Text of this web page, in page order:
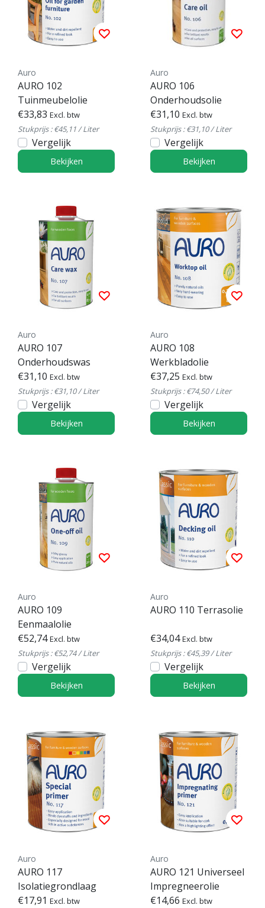
Auro
AURO 102
Tuinmeubelolie
€33,83 Excl. btw
Stukprijs : €45,11 / Liter
Vergelijk
Bekijken
Auro
AURO 106
Onderhoudsolie
€31,10 Excl. btw
Stukprijs : €31,10 / Liter
Vergelijk
Bekijken
Auro
AURO 107
Onderhoudswas
€31,10 Excl. btw
Stukprijs : €31,10 / Liter
Vergelijk
Bekijken
Auro
AURO 108
Werkbladolie
€37,25 Excl. btw
Stukprijs : €74,50 / Liter
Vergelijk
Bekijken
Auro
AURO 109
Eenmaalolie
€52,74 Excl. btw
Stukprijs : €52,74 / Liter
Vergelijk
Bekijken
Auro
AURO 110 Terrasolie
€34,04 Excl. btw
Stukprijs : €45,39 / Liter
Vergelijk
Bekijken
Auro
AURO 117
Isolatiegrondlaag
€17,91 Excl. btw
Auro
AURO 121 Universeel
Impregneerolie
€14,66 Excl. btw